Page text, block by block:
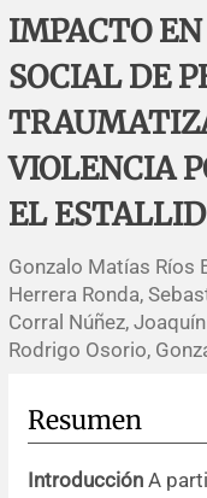
Errata y notas
Agradecimientos
Impressum
Revisiones
Protocolos
Evaluaciones
Revisiones
Artículos de
Notas
Comunicaciones
Problemas de
Notas históricas
Ensayos
Reporte de caso
Notas técnicas
Práctica clínica
Descripción
Política de
Políticas
Instrucciones
IMPACTO
SOCIAL DE
VIOLENCIA
EL
Gonzalo Matías Ríos
Herrera Ronda,
Corral Núñez,
Rodrigo Osorio,
Resumen
Introducción A